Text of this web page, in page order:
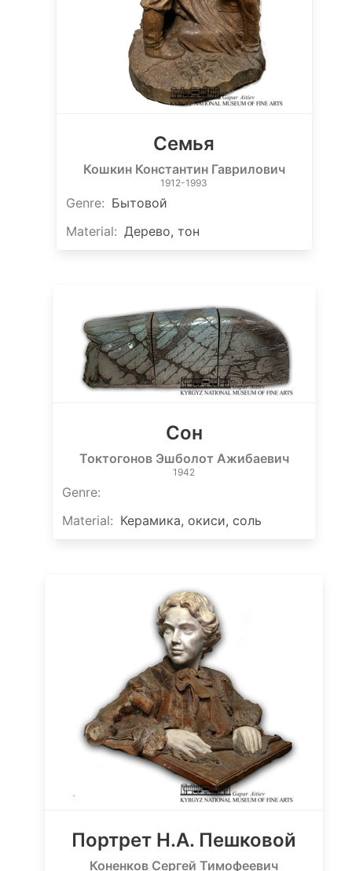
Семья
Кошкин Константин Гаврилович
1912-1993
Genre: Бытовой
Material: Дерево, тон
Сон
Токтогонов Эшболот Ажибаевич
1942
Genre:
Material: Керамика, окиси, соль
Портрет Н.А. Пешковой
Коненков Сергей Тимофеевич